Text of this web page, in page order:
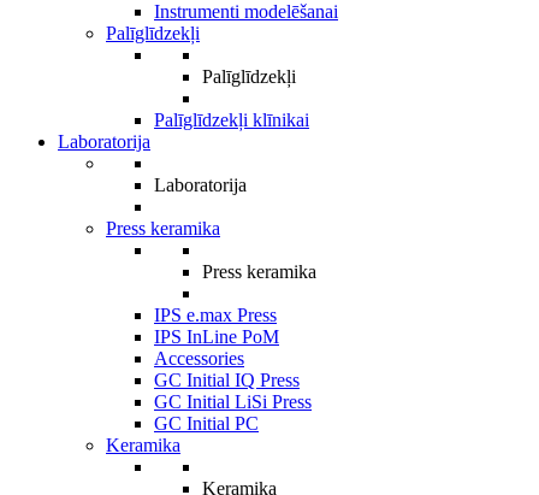
Instrumenti modelēšanai
Palīglīdzekļi
Palīglīdzekļi
Palīglīdzekļi klīnikai
Laboratorija
Laboratorija
Press keramika
Press keramika
IPS e.max Press
IPS InLine PoM
Accessories
GC Initial IQ Press
GC Initial LiSi Press
GC Initial PC
Keramika
Keramika